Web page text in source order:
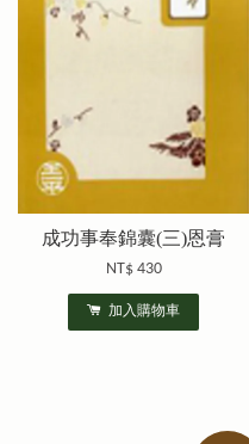
成功事奉錦囊(三)恩膏
NT$ 430
加入購物車